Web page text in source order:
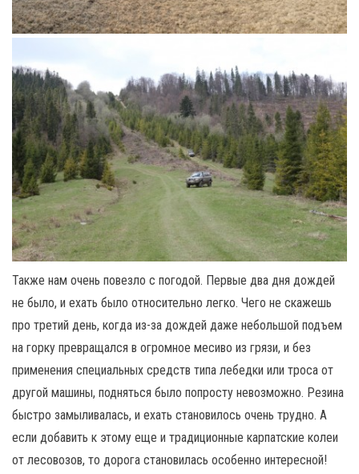
Также нам очень повезло с погодой. Первые два дня дождей
не было, и ехать было относительно легко. Чего не скажешь
про третий день, когда из-за дождей даже небольшой подъем
на горку превращался в огромное месиво из грязи, и без
применения специальных средств типа лебедки или троса от
другой машины, подняться было попросту невозможно. Резина
быстро замыливалась, и ехать становилось очень трудно. А
если добавить к этому еще и традиционные карпатские колеи
от лесовозов, то дорога становилась особенно интересной!